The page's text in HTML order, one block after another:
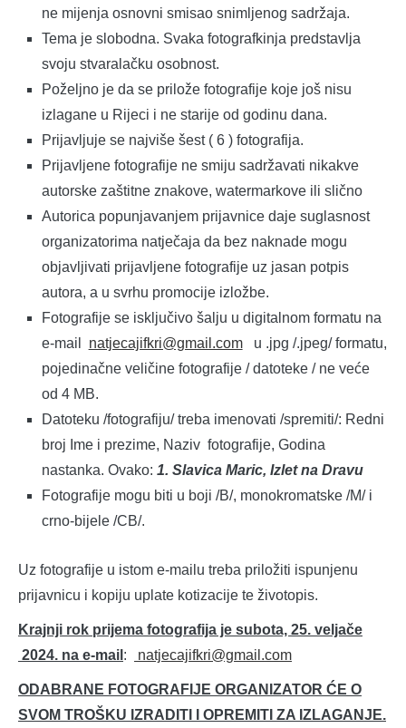
ne mijenja osnovni smisao snimljenog sadržaja.
Tema je slobodna. Svaka fotografkinja predstavlja
svoju stvaralačku osobnost.
Poželjno je da se prilože fotografije koje još nisu
izlagane u Rijeci i ne starije od godinu dana.
Prijavljuje se najviše šest ( 6 ) fotografija.
Prijavljene fotografije ne smiju sadržavati nikakve
autorske zaštitne znakove, watermarkove ili slično
Autorica popunjavanjem prijavnice daje suglasnost
organizatorima natječaja da bez naknade mogu
objavljivati prijavljene fotografije uz jasan potpis
autora, a u svrhu promocije izložbe.
Fotografije se isključivo šalju u digitalnom formatu na
e-mail natjecajifkri@gmail.comu .jpg /.jpeg/ formatu,
pojedinačne veličine fotografije / datoteke / ne veće
od 4 MB.
Datoteku /fotografiju/ treba imenovati /spremiti/: Redni
broj Ime i prezime, Naziv fotografije, Godina
nastanka. Ovako: 1. Slavica Maric, Izlet na Dravu
Fotografije mogu biti u boji /B/, monokromatske /M/ i
crno-bijele /CB/.
Uz fotografije u istom e-mailu treba priložiti ispunjenu
prijavnicu i kopiju uplate kotizacije te životopis.
Krajnji rok prijema fotografija je subota, 25. veljače
2024. na e-mail : natjecajifkri@gmail.com
ODABRANE FOTOGRAFIJE ORGANIZATOR ĆE O
SVOM TROŠKU IZRADITI I OPREMITI ZA IZLAGANJE.